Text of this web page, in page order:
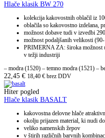
Hlače klasik BW 270
kolekcija kakovostnih oblačil iz
oblačila so kakovostno izdelana,
možnost dobave tudi v izvedbi
možnost podaljšanih velikosti
PRIMERNA ZA: široka možnost
v težji industriji
– modra (1520) – temno modra (1521) –
22,45 € 18,40 € brez DDV
Hiter pogled
Hlače klasik BASALT
kakovostna delovne hlače
okolju prijazen material, ki nudi
veliko namenskih žepov
v štirih različnih barvnih